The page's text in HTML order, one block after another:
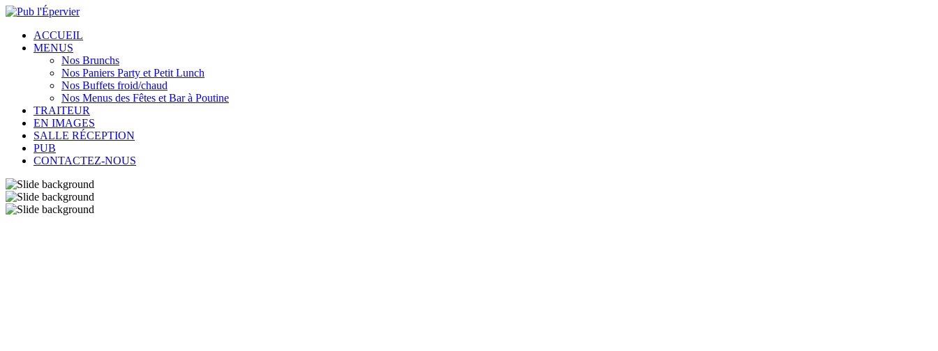
ACCUEIL
MENUS
Nos Brunchs
Nos Paniers Party et Petit Lunch
Nos Buffets froid/chaud
Nos Menus des Fêtes et Bar à Poutine
TRAITEUR
EN IMAGES
SALLE RÉCEPTION
PUB
CONTACTEZ-NOUS